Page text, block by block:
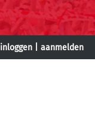
inloggen aanmelden